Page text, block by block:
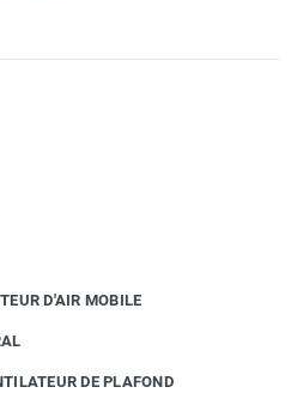
D'AIR MOBILE
DE PLAFOND